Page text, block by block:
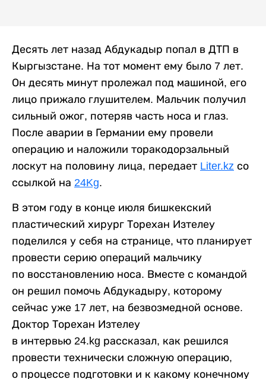
Десять лет назад Абдукадыр попал в ДТП в
Кыргызстане. На тот момент ему было 7 лет.
Он десять минут пролежал под машиной, его
лицо прижало глушителем. Мальчик получил
сильный ожог, потеряв часть носа и глаз.
После аварии в Германии ему провели
операцию и наложили торакодорзальный
лоскут на половину лица, передает Liter.kz со
ссылкой на 24Kg.
В этом году в конце июля бишкекский
пластический хирург Торехан Изтелеу
поделился у себя на странице, что планирует
провести серию операций мальчику
по восстановлению носа. Вместе с командой
он решил помочь Абдукадыру, которому
сейчас уже 17 лет, на безвозмедной основе.
Доктор Торехан Изтелеу
в интервью 24.kg рассказал, как решился
провести технически сложную операцию,
о процессе подготовки и к какому конечному